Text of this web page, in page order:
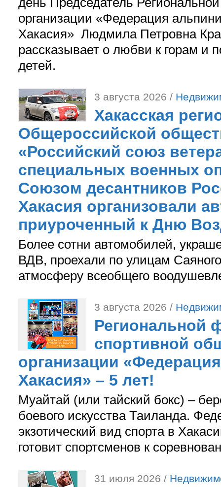
организации «Федерация
Хакасия» Людмила Петровна
рассказывает о любви к горам и
детей.
3 августа 2026 /
Хакасская
Общероссийской
«Российский союз
специальных военных
Союзом десантников
Хакасия организовали
приуроченный к Дню
Более сотни автомобилей,
ВДВ, проехали по улицам
атмосферу всеобщего
3 августа 2026 /
Региональной
спортивной
организации
Хакасия» – 5 лет!
Муайтай (или тайский бокс) –
боевого искусства Таиланда.
экзотический вид спорта в
готовит спортсменов к
31 июля 2026 /